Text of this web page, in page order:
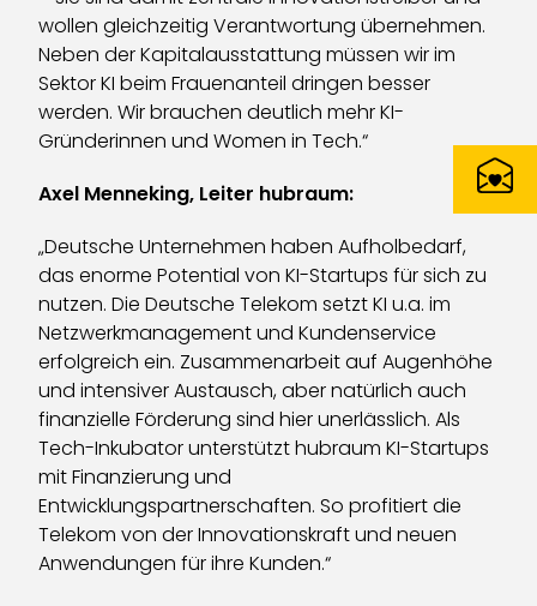
wollen gleichzeitig Verantwortung übernehmen.
Neben der Kapitalausstattung müssen wir im
Sektor KI beim Frauenanteil dringen besser
werden. Wir brauchen deutlich mehr KI-
Gründerinnen und Women in Tech.“
Axel Menneking, Leiter hubraum:
„Deutsche Unternehmen haben Aufholbedarf,
das enorme Potential von KI-Startups für sich zu
nutzen. Die Deutsche Telekom setzt KI u.a. im
Netzwerkmanagement und Kundenservice
erfolgreich ein. Zusammenarbeit auf Augenhöhe
und intensiver Austausch, aber natürlich auch
finanzielle Förderung sind hier unerlässlich. Als
Tech-Inkubator unterstützt hubraum KI-Startups
mit Finanzierung und
Entwicklungspartnerschaften. So profitiert die
Telekom von der Innovationskraft und neuen
Anwendungen für ihre Kunden.“